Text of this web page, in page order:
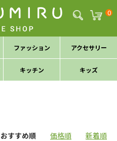
0
ファッション アクセサリー
キッチン キッズ
おすすめ順 価格順 新着順